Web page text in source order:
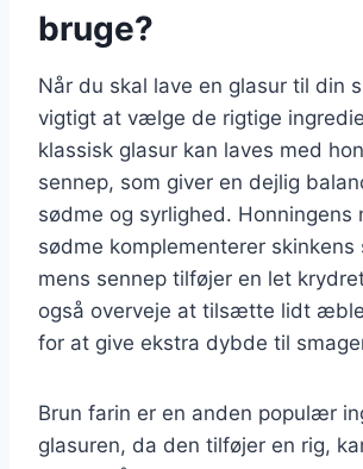
bruge?
Når du skal lave en glasur til din
vigtigt at vælge de rigtige
klassisk glasur kan laves med
sennep, som giver en dejlig
sødme og syrlighed. Honningens
sødme komplementerer skinkens
mens sennep tilføjer en let
også overveje at tilsætte lidt
for at give ekstra dybde til
Brun farin er en anden populær
glasuren, da den tilføjer en rig,